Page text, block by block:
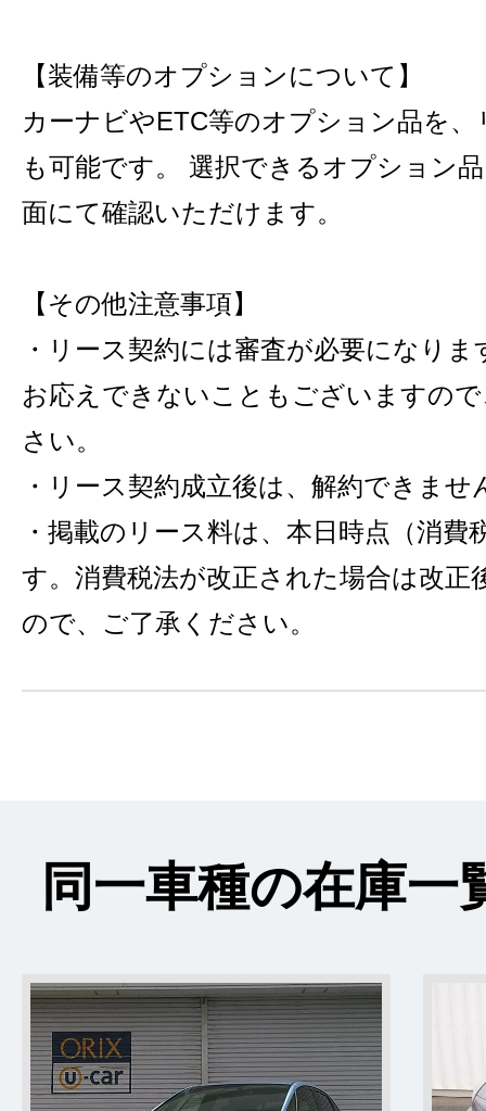
【装備等のオプションについて】
カーナビやETC等のオプション品を
も可能です。 選択できるオプション
面にて確認いただけます。
【その他注意事項】
・リース契約には審査が必要になり
お応えできないこともございますの
さい。
・リース契約成立後は、解約できませ
・掲載のリース料は、本日時点（消
す。消費税法が改正された場合は改正
ので、ご了承ください。
同一車種の在庫一